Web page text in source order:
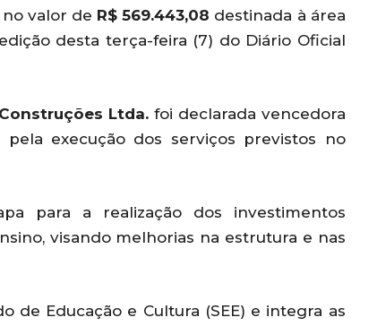
valor de R$ 569.443,08 destinada à área
desta terça-feira (7) do Diário Oficial
Ltda.foi declarada vencedora
execução dos serviços previstos no
para a realização dos investimentos
visando melhorias na estrutura e nas
de Educação e Cultura (SEE) e integra as